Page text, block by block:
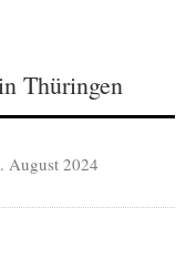
Thüringen
August 2024